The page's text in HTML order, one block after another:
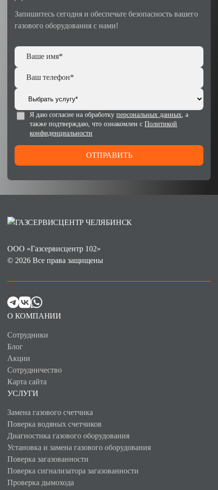
Запишитесь сегодня и обеспечьте безопасность вашего
газового оборудования с нами!
Я даю согласие на обработкуперсональных данных, а
также подтверждаю, что ознакомлен сПолитикой
конфиденциальности
ОТПРАВИТЬ
ООО «Газсервисцентр 102»
© 2026 Все права защищены
О КОМПАНИИ
Сотрудники
Блог
Акции
Сотрудничество
Карта сайта
УСЛУГИ
Замена газового счетчика
Поверка водяных счетчиков
Диагностика газового оборудования
Установка и замена газового оборудования
Поверка загазованности
Поверка сигнализатора загазованности
Проверка дымохода